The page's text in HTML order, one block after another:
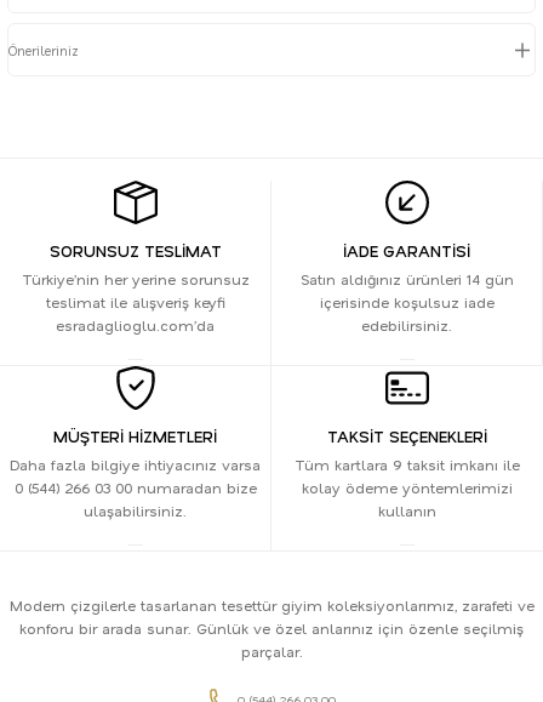
Önerileriniz
SORUNSUZ TESLİMAT
Türkiye’nin her yerine sorunsuz
teslimat ile alışveriş keyfi
esradaglioglu.com’da
İADE GARANTİSİ
Satın aldığınız ürünleri 14 gün
içerisinde koşulsuz iade
edebilirsiniz.
MÜŞTERİ HİZMETLERİ
Daha fazla bilgiye ihtiyacınız varsa
0 (544) 266 03 00 numaradan bize
ulaşabilirsiniz.
TAKSİT SEÇENEKLERİ
Tüm kartlara 9 taksit imkanı ile
kolay ödeme yöntemlerimizi
kullanın
Modern çizgilerle tasarlanan tesettür giyim koleksiyonlarımız, zarafeti ve
konforu bir arada sunar. Günlük ve özel anlarınız için özenle seçilmiş
parçalar.